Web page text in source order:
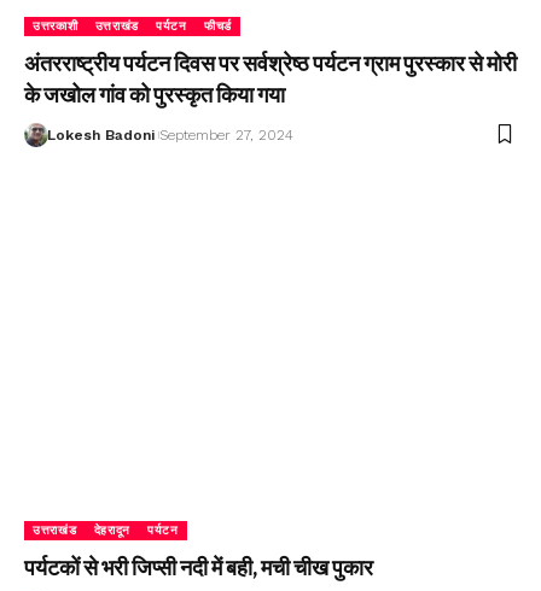
उत्तरकाशी उत्तराखंड पर्यटन फीचर्ड
अंतरराष्ट्रीय पर्यटन दिवस पर सर्वश्रेष्ठ पर्यटन ग्राम पुरस्कार से मोरी
के जखोल गांव को पुरस्कृत किया गया
Lokesh Badoni September 27, 2024
उत्तराखंड देहरादून पर्यटन
पर्यटकों से भरी जिप्सी नदी में बही, मची चीख पुकार